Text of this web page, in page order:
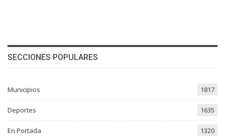
SECCIONES POPULARES
Municipios 1817
Deportes 1635
En Portada 1320